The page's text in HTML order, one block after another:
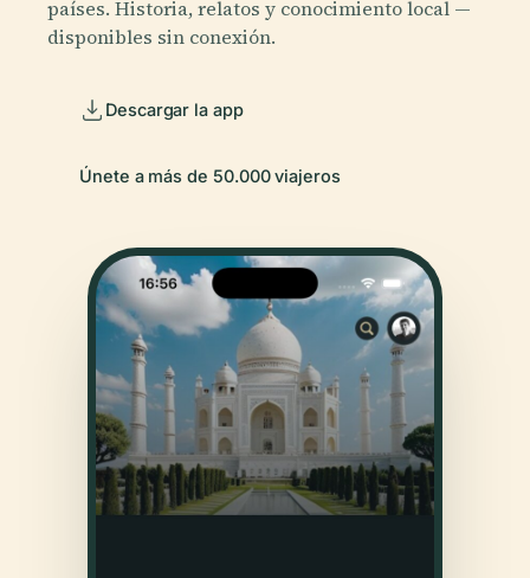
países. Historia, relatos y conocimiento local —
disponibles sin conexión.
Descargar la app
Únete a más de 50.000 viajeros